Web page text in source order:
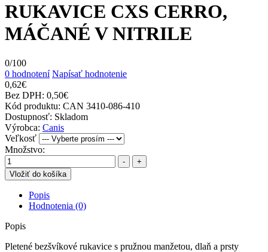
RUKAVICE CXS CERRO,
MÁČANÉ V NITRILE
0/100
0 hodnotení Napísať hodnotenie
0,62€
Bez DPH: 0,50€
Kód produktu: CAN 3410-086-410
Dostupnosť: Skladom
Výrobca: Canis
Veľkosť
Množstvo:
-
+
Vložiť do košíka
Popis
Hodnotenia (0)
Popis
Pletené bezšvíkové rukavice s pružnou manžetou, dlaň a prsty